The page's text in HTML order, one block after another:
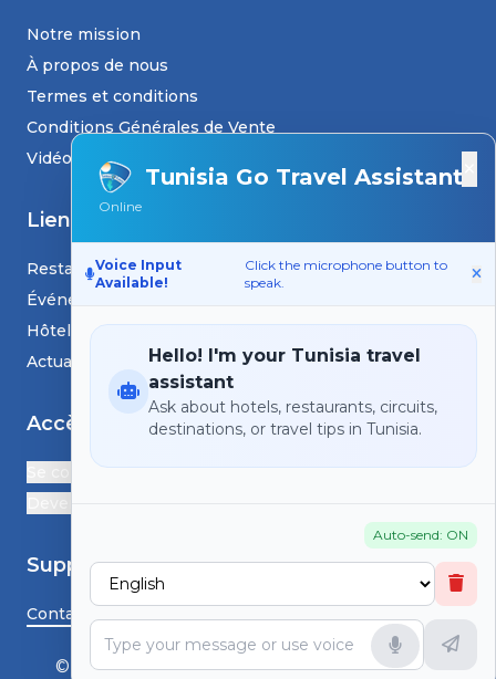
Tunisia Go Travel Assistant
Online
Voice Input
Available!
Click the microphone button to
speak.
Hello! I'm your Tunisia travel
assistant
Ask about hotels, restaurants, circuits,
destinations, or travel tips in Tunisia.
Auto-send: ON
Notre mission
À propos de nous
Termes et conditions
Conditions Générales de Vente
Vidéos
Liens
Restaurants
Événements
Hôtels
Actualités et blogs
Accès
Se connecter
Support
Contactez-nous
© HS TunisiaGoTravel - Tous droits réservés.